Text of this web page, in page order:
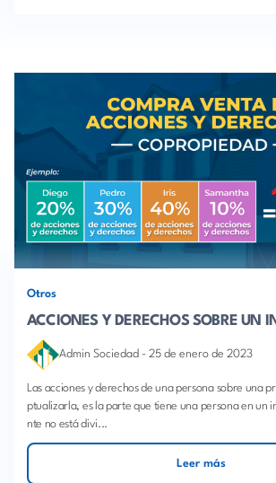
Otros
ACCIONES Y DERECHOS SOBRE UN
Admin Sociedad - 25 de enero de 2023
Las acciones y derechos de una persona sobre una
ptualizarla, es la parte que tiene una persona en un
nte no está divi...
Leer más